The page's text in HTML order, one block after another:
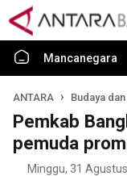
Mancanegara
ANTARA Budaya
Pemkab
pemuda
Minggu, 31